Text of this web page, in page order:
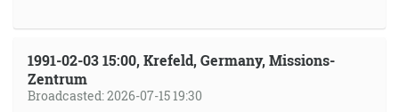
1991-02-03 15:00, Krefeld, Germany, Missions-
Zentrum
Broadcasted: 2026-07-15 19:30